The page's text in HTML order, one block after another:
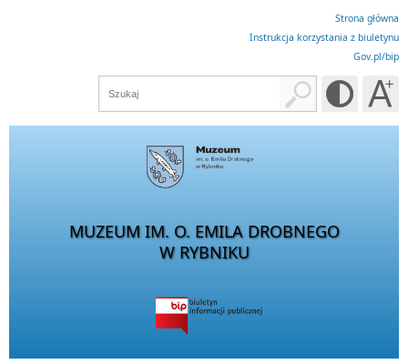
Strona główna
Instrukcja korzystania z biuletynu
Gov.pl/bip
MUZEUM IM. O. EMILA DROBNEGO
W RYBNIKU